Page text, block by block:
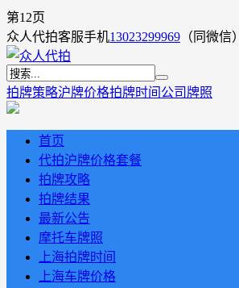
第12页
众人代拍客服手机13023299969 （同微信）
拍牌策略沪牌价格拍牌时间 公司牌照
首页
代拍沪牌价格套餐
拍牌攻略
拍牌结果
最新公告
摩托车牌照
上海拍牌时间
上海车牌价格